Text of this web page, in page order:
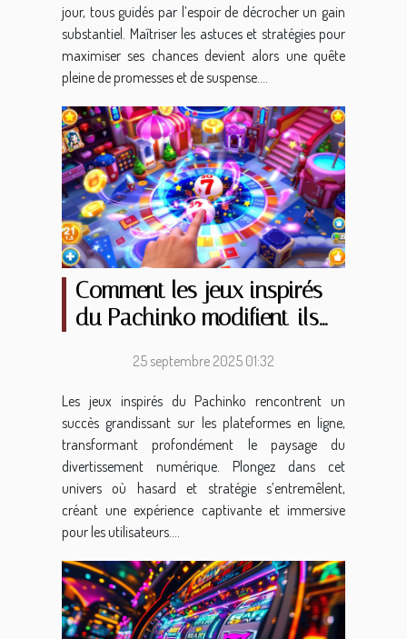
jour, tous guidés par l’espoir de décrocher un gain
substantiel. Maîtriser les astuces et stratégies pour
maximiser ses chances devient alors une quête
pleine de promesses et de suspense....
Comment les jeux inspirés
du Pachinko modifient-ils
25 septembre 2025 01:32
Les jeux inspirés du Pachinko rencontrent un
succès grandissant sur les plateformes en ligne,
transformant profondément le paysage du
divertissement numérique. Plongez dans cet
univers où hasard et stratégie s’entremêlent,
créant une expérience captivante et immersive
pour les utilisateurs....